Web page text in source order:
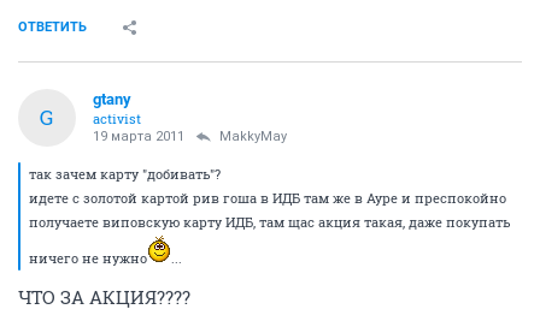
ОТВЕТИТЬ
G
gtany
activist
19 марта 2011 MakkyMay
так зачем карту "добивать"?
идете с золотой картой рив гоша в ИДБ там же в Ауре и преспокойно
получаете виповскую карту ИДБ, там щас акция такая, даже покупать
ничего не нужно
ЧТО ЗА АКЦИЯ????